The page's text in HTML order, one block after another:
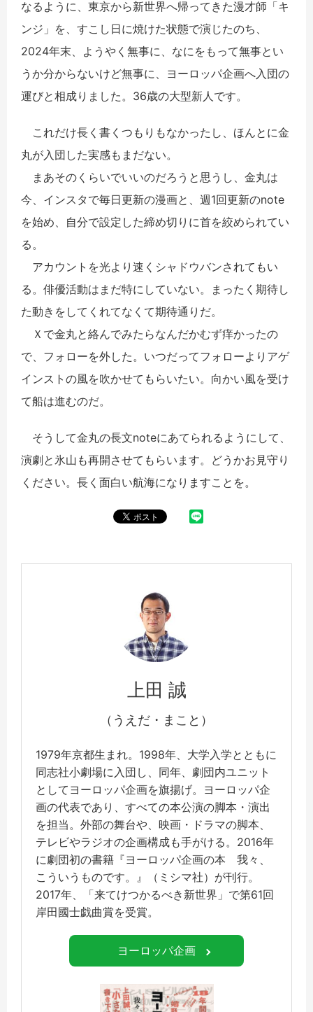
なるように、東京から新世界へ帰ってきた漫才師「キ
ンジ」を、すこし日に焼けた状態で演じたのち、
2024年末、ようやく無事に、なにをもって無事とい
うか分からないけど無事に、ヨーロッパ企画へ入団の
運びと相成りました。36歳の大型新人です。
これだけ長く書くつもりもなかったし、ほんとに金
丸が入団した実感もまだない。
まあそのくらいでいいのだろうと思うし、金丸は
今、インスタで毎日更新の漫画と、週1回更新のnote
を始め、自分で設定した締め切りに首を絞められてい
る。
アカウントを光より速くシャドウバンされてもい
る。俳優活動はまだ特にしていない。まったく期待し
た動きをしてくれてなくて期待通りだ。
Ｘで金丸と絡んでみたらなんだかむず痒かったの
で、フォローを外した。いつだってフォローよりアゲ
インストの風を吹かせてもらいたい。向かい風を受け
て船は進むのだ。
そうして金丸の長文noteにあてられるようにして、
演劇と氷山も再開させてもらいます。どうかお見守り
ください。長く面白い航海になりますことを。
上田 誠
（うえだ・まこと）
1979年京都生まれ。1998年、大学入学とともに
同志社小劇場に入団し、同年、劇団内ユニット
としてヨーロッパ企画を旗揚げ。ヨーロッパ企
画の代表であり、すべての本公演の脚本・演出
を担当。外部の舞台や、映画・ドラマの脚本、
テレビやラジオの企画構成も手がける。2016年
に劇団初の書籍『ヨーロッパ企画の本 我々、
こういうものです。』（ミシマ社）が刊行。
2017年、「来てけつかるべき新世界」で第61回
岸田國士戯曲賞を受賞。
ヨーロッパ企画